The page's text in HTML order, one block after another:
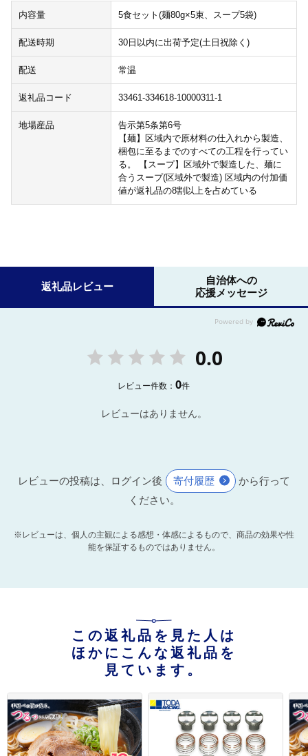
内容量 5食セット(麺80g×5束、スープ5袋)
配送時期 30日以内に出荷予定(土日祝除く)
配送 常温
返礼品コード 33461-334618-10000311-1
地場産品
告示第5条第6号
【麺】区域内で原材料の仕入れから製造、
梱包に至るまでのすべての工程を行ってい
る。 【スープ】区域外で製造した、麺に
合うスープ(区域外で製造) 区域内の付加価
値が返礼品の8割以上を占めている
返礼品レビュー
自治体への
応援メッセージ
0.0
レビュー件数：0件
レビューはありません。
レビューの投稿は、ログイン後 寄付履歴
から行って
ください。
※レビューは、個人の主観による感想・体感によるもので、商品の効果や性
能を保証するものではありません。
この返礼品を見た人は
ほかにこんな返礼品を
見ています。